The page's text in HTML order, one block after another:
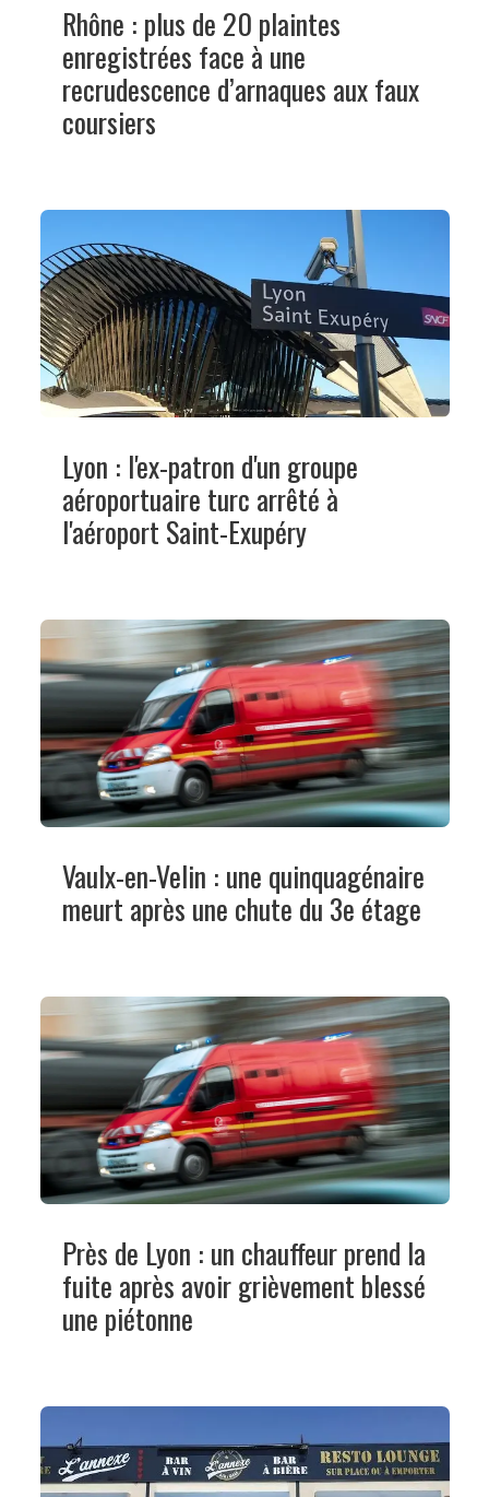
Rhône : plus de 20 plaintes
enregistrées face à une
recrudescence d’arnaques aux faux
coursiers
Lyon : l'ex-patron d'un groupe
aéroportuaire turc arrêté à
l'aéroport Saint-Exupéry
Vaulx-en-Velin : une quinquagénaire
meurt après une chute du 3e étage
Près de Lyon : un chauffeur prend la
fuite après avoir grièvement blessé
une piétonne